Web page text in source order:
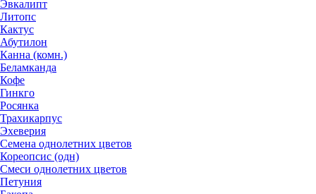
Эвкалипт
Литопс
Кактус
Абутилон
Канна (комн.)
Беламканда
Кофе
Гинкго
Росянка
Трахикарпус
Эхеверия
Семена однолетних цветов
Кореопсис (одн)
Смеси однолетних цветов
Петуния